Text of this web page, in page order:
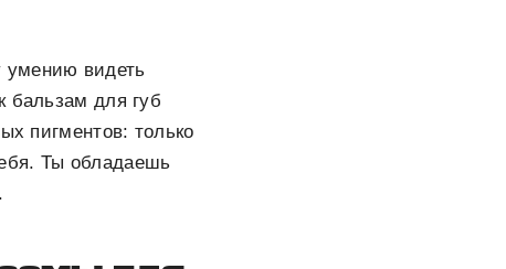
умению видеть
бальзам для губ
пигментов: только
Ты обладаешь